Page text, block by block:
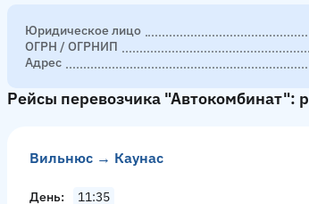
Юридическое лицо
ОГРН / ОГРНИП
Адрес
Рейсы перевозчика "Автокомбинат":
Вильнюс → Каунас
День 11:35